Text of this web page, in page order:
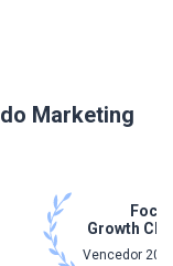
Marketing
Growth
Vencedor